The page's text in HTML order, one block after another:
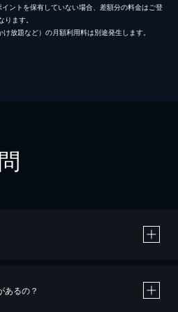
ントを保有していない場合、差額分の料金はご登
ます。
放題など）の月額利用料は別途発生します。
あるの？